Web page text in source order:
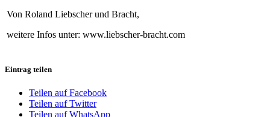
Von Roland Liebscher und Bracht,
weitere Infos unter: www.liebscher-bracht.com
Eintrag teilen
Teilen auf Facebook
Teilen auf Twitter
Teilen auf WhatsApp